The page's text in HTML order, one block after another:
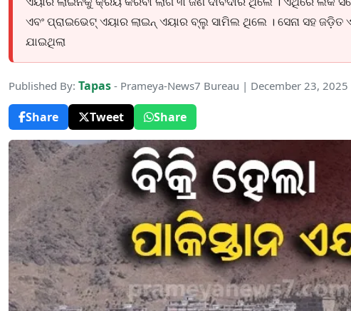
ଏବଂ ପ୍ରାଇଭେଟ୍ ଏୟାର ଲାଇନ୍ ଏୟାର ବ୍ଲୁ ସାମିଲ ଥିଲେ । ସେନା ସହ ଜଡ଼ିତ
ଯାଇଥିଲା
Published By: Tapas - Prameya-News7 Bureau | December 23, 2025
Share
Tweet Share